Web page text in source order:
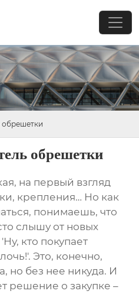
обрешетки
обрешетки
на первый взгляд
крепления… Но как
понимаешь, что
слышу от новых
кто покупает
Это, конечно,
но без нее никуда. И
решение о закупке –